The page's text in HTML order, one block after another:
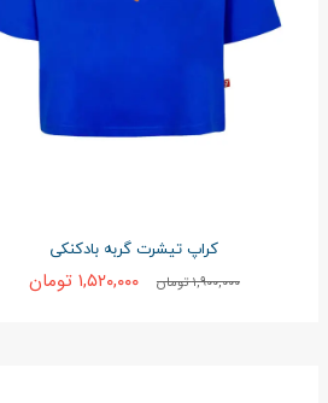
کراپ تیشرت گربه بادکنکی
۱,۹۰۰,۰۰۰ تومان ۱,۵۲۰,۰۰۰ تومان